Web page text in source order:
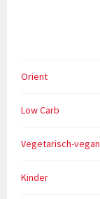
Orient
Low Carb
Vegetarisch-vegan
Kinder